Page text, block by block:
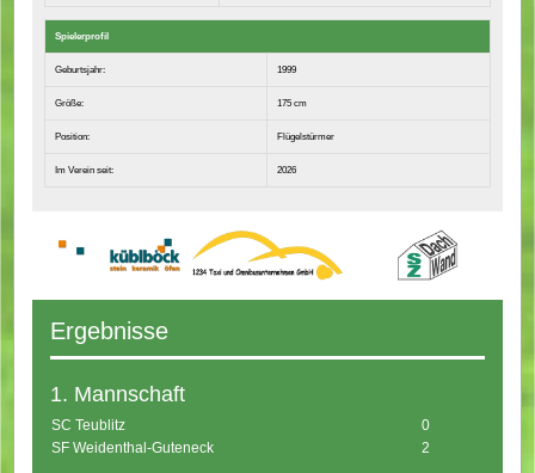
Spielerprofil
Geburtsjahr: 1999
Größe: 175 cm
Position: Flügelstürmer
Im Verein seit: 2026
Ergebnisse
1. Mannschaft
SC Teublitz
0
SF Weidenthal-Guteneck
2